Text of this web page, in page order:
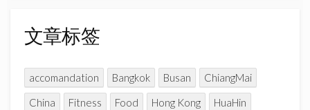
n
类
文章标签
accomandation Bangkok Busan
ChiangMai
China
Fitness Food Hong Kong
HuaHin